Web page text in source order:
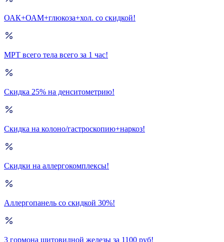
ОАК+ОАМ+глюкоза+хол. со скидкой!
МРТ всего тела всего за 1 час!
Скидка 25% на денситометрию!
Скидка на колоно/гастроскопию+наркоз!
Скидки на аллергокомплексы!
Аллергопанель со скидкой 30%!
3 гормона щитовидной железы за 1100 руб!